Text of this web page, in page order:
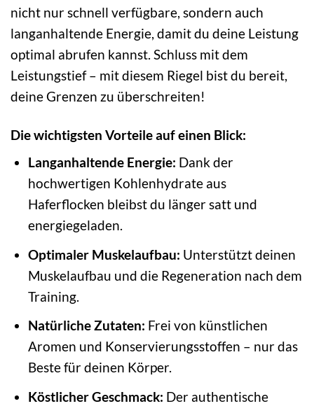
nicht nur schnell verfügbare, sondern auch
langanhaltende Energie, damit du deine Leistung
optimal abrufen kannst. Schluss mit dem
Leistungstief – mit diesem Riegel bist du bereit,
deine Grenzen zu überschreiten!
Die wichtigsten Vorteile auf einen Blick:
Langanhaltende Energie: Dank der
hochwertigen Kohlenhydrate aus
Haferflocken bleibst du länger satt und
energiegeladen.
Optimaler Muskelaufbau: Unterstützt deinen
Muskelaufbau und die Regeneration nach dem
Training.
Natürliche Zutaten: Frei von künstlichen
Aromen und Konservierungsstoffen – nur das
Beste für deinen Körper.
Köstlicher Geschmack: Der authentische